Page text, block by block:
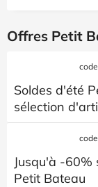
Offres Petit
Soldes d'été
sélection
Jusqu'à -60%
Petit Bateau